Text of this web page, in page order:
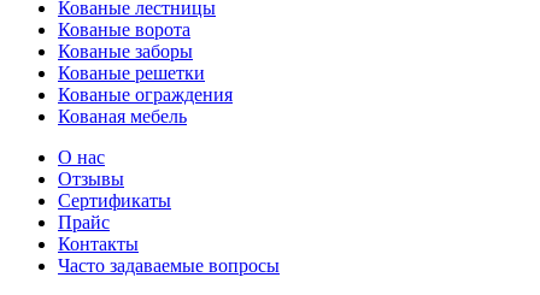
Кованые лестницы
Кованые ворота
Кованые заборы
Кованые решетки
Кованые ограждения
Кованая мебель
О нас
Отзывы
Сертификаты
Прайс
Контакты
Часто задаваемые вопросы